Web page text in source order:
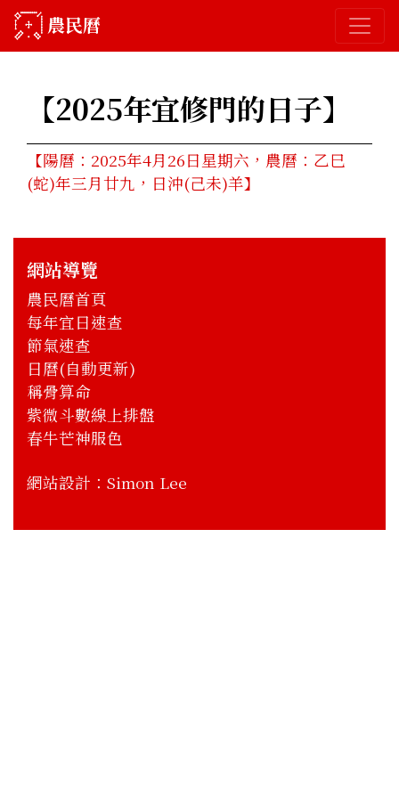
農民曆
【2025年宜修門的日子】
【陽曆：2025年4月26日星期六，農曆：乙巳
(蛇)年三月廿九，日沖(己未)羊】
網站導覽
農民曆首頁
每年宜日速查
節氣速查
日曆(自動更新)
稱骨算命
紫微斗數線上排盤
春牛芒神服色
網站設計： Simon Lee